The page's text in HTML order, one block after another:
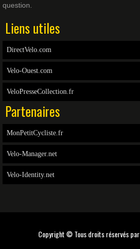
question.
Liens utiles
DirectVelo.com
Velo-Ouest.com
VeloPresseCollection.fr
Partenaires
MonPetitCycliste.fr
Velo-Manager.net
Velo-Identity.net
Copyright © Tous droits réservés par